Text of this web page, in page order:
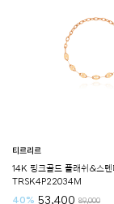
티르리르
14K 핑크골드 플래쉬&스텐
TRSK4P22034M
40% 53,400 89,000